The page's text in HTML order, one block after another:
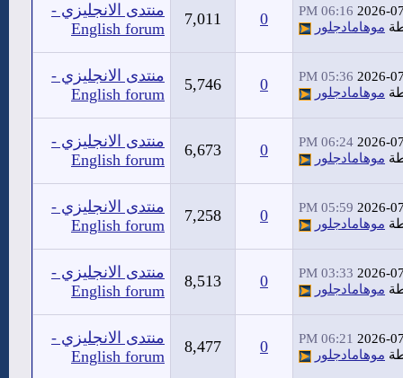
2026-
06:16 PM
موهامادجلور 0
7,011
منتدى الانجليزي -
English forum
2026-
05:36 PM
موهامادجلور 0
5,746
منتدى الانجليزي -
English forum
2026-
06:24 PM
موهامادجلور 0
6,673
منتدى الانجليزي -
English forum
2026-
05:59 PM
موهامادجلور 0
7,258
منتدى الانجليزي -
English forum
2026-
03:33 PM
موهامادجلور 0
8,513
منتدى الانجليزي -
English forum
2026-
06:21 PM
موهامادجلور 0
8,477
منتدى الانجليزي -
English forum